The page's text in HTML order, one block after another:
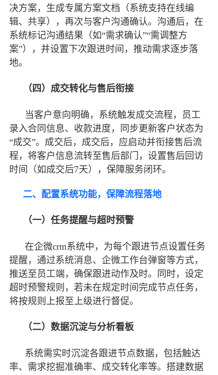
决方案，生成专属方案文档（系统支持在线编
辑、共享），再次与客户沟通确认。沟通后，在
系统标记沟通结果（如“需求确认”“需调整方
案”），并设置下次跟进时间，推动需求逐步落
地。
（四）成交转化与售后衔接
当客户意向明确，系统触发成交流程，员工
录入合同信息、收款进度，同步更新客户状态为
“成交”。成交后，成交后，应启动并衔接售后流
程，将客户信息流转至售后部门 ，设置售后回访
时间（如成交后7天），保障服务闭环。
二、配置系统功能，保障流程落地
（一）任务提醒与超时预警
在企微crm系统中，为每个跟进节点设置任务
提醒，通过系统消息、企微工作台弹窗等方式，
推送至员工端，确保跟进动作及时。同时，设定
超时预警规则，若未在规定时间完成节点任务，
将按规则上报至上级进行督促。
（二）数据沉淀与分析看板
系统需实时沉淀各跟进节点数据，包括触达
率、需求挖掘准确率、成交转化率等。搭建数据